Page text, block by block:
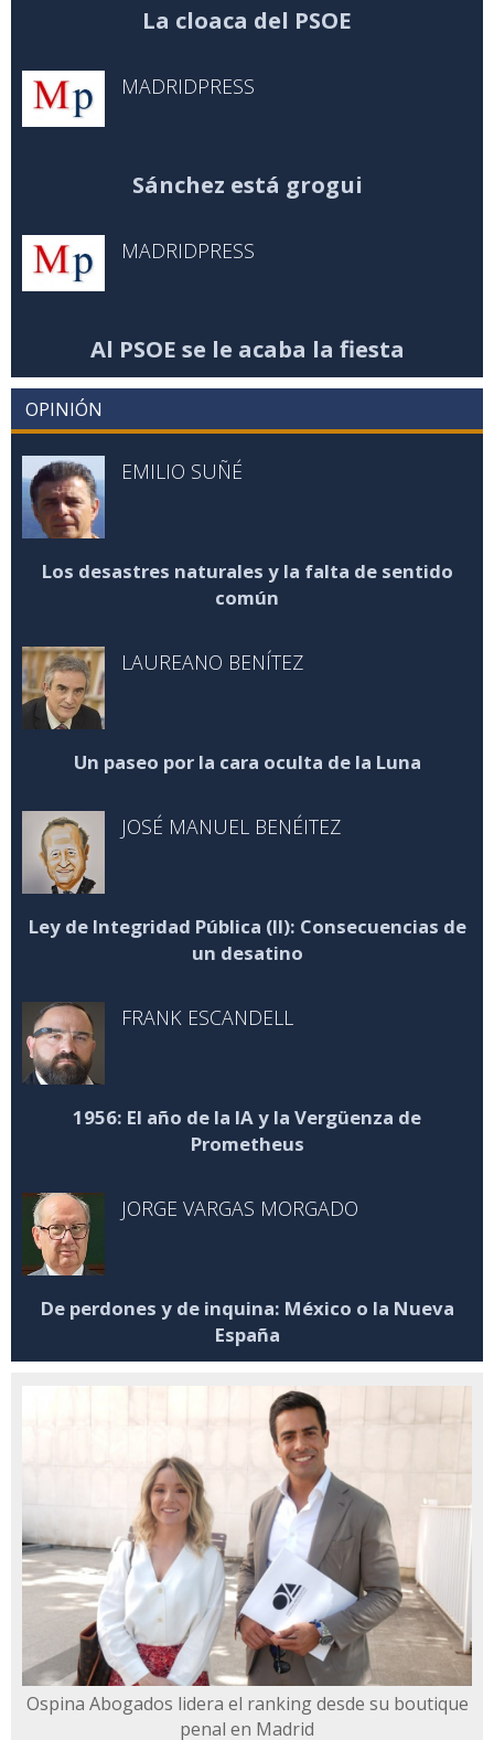
La cloaca del PSOE
MADRIDPRESS
Sánchez está grogui
MADRIDPRESS
Al PSOE se le acaba la fiesta
OPINIÓN
EMILIO SUÑÉ
Los desastres naturales y la falta de sentido
común
LAUREANO BENÍTEZ
Un paseo por la cara oculta de la Luna
JOSÉ MANUEL BENÉITEZ
Ley de Integridad Pública (II): Consecuencias de
un desatino
FRANK ESCANDELL
1956: El año de la IA y la Vergüenza de
Prometheus
JORGE VARGAS MORGADO
De perdones y de inquina: México o la Nueva
España
Ospina Abogados lidera el ranking desde su boutique
penal en Madrid